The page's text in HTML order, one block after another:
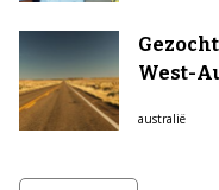
West-
australië